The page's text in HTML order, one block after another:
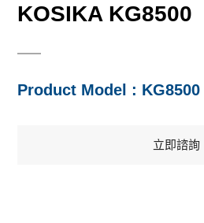
KOSIKA KG8500
Product Model : KG8500
立即諮詢